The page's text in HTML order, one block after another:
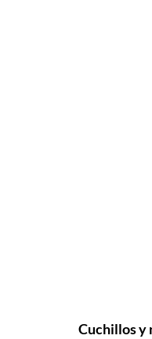
Cuchillos y